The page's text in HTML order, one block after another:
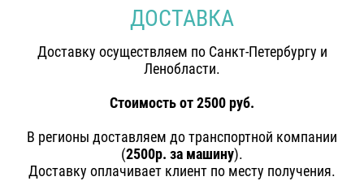
ДОСТАВКА
Доставку осуществляем по Санкт-Петербургу и
Ленобласти.
Стоимость от 2500 руб.
В регионы доставляем до транспортной компании
(2500р. за машину).
Доставку оплачивает клиент по месту получения.